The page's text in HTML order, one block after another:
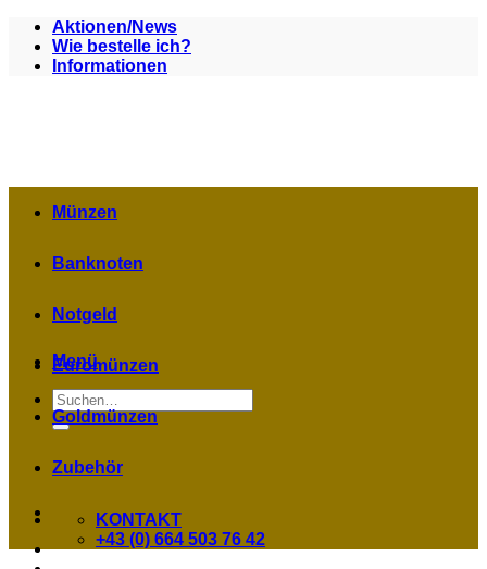
Zum
Inhalt
springen
Aktionen/News
Wie bestelle ich?
Informationen
Menü
Suchen
nach:
Münzen
Banknoten
Notgeld
Euromünzen
Goldmünzen
Zubehör
KONTAKT
+43 (0) 664 503 76 42